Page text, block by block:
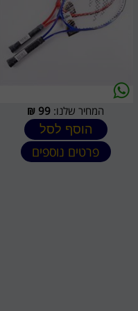
המחיר שלנו: 99
₪
הוסף לסל
פרטים נוספים